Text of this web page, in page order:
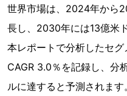
世界市場は、2024年から
長し、2030年には13億米
本レポートで分析したセグ
CAGR 3.0％を記録し、分
ルに達すると予測されま